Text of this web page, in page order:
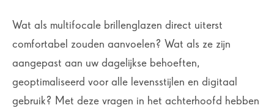
Wat als multifocale brillenglazen direct uiterst
comfortabel zouden aanvoelen? Wat als ze zijn
aangepast aan uw dagelijkse behoeften,
geoptimaliseerd voor alle levensstijlen en digitaal
gebruik? Met deze vragen in het achterhoofd hebben